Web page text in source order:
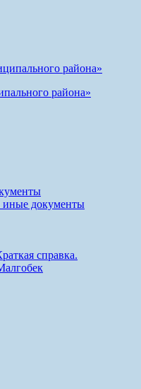
района»
иные документы
справка.